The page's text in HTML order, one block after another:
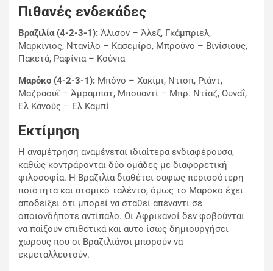
Πιθανές ενδεκάδες
Βραζιλία (4-2-3-1): Άλισον – Άλεξ, Γκάμπριελ,
Μαρκίνιος, Ντανίλο – Κασεμίρο, Μπρούνο – Βινίσιους,
Πακετά, Ραφίνια – Κούνια
Μαρόκο (4-2-3-1): Μπόνο – Χακίμι, Ντιοπ, Ριάντ,
Μαζραουΐ – Άμραμπατ, Μπουαντί – Μπρ. Ντίαζ, Ουναΐ,
Ελ Κανούς – Ελ Καμπί
Εκτίμηση
Η αναμέτρηση αναμένεται ιδιαίτερα ενδιαφέρουσα,
καθώς κοντράρονται δύο ομάδες με διαφορετική
φιλοσοφία. Η Βραζιλία διαθέτει σαφώς περισσότερη
ποιότητα και ατομικό ταλέντο, όμως το Μαρόκο έχει
αποδείξει ότι μπορεί να σταθεί απέναντι σε
οποιονδήποτε αντίπαλο. Οι Αφρικανοί δεν φοβούνται
να παίξουν επιθετικά και αυτό ίσως δημιουργήσει
χώρους που οι Βραζιλιάνοι μπορούν να
εκμεταλλευτούν.